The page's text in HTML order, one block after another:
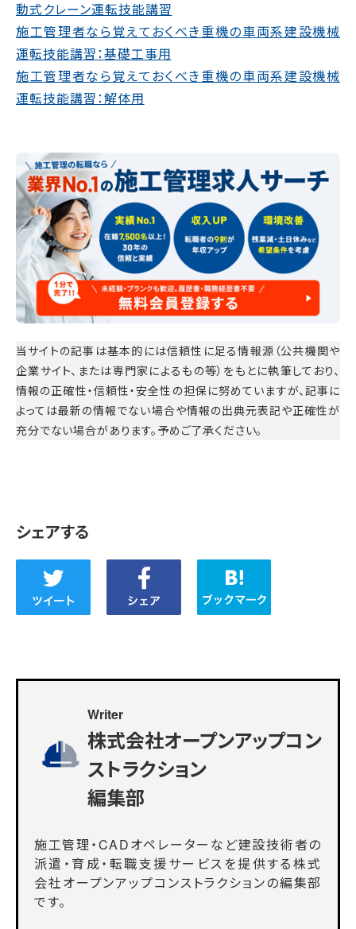
動式クレーン運転技能講習
施工管理者なら覚えておくべき重機の車両系建設機械
運転技能講習：基礎工事用
施工管理者なら覚えておくべき重機の車両系建設機械
運転技能講習：解体用
当サイトの記事は基本的には信頼性に足る情報源（公共機関や
企業サイト、または専門家によるもの等）をもとに執筆しており、
情報の正確性・信頼性・安全性の担保に努めていますが、記事に
よっては最新の情報でない場合や情報の出典元表記や正確性が
充分でない場合があります。予めご了承ください。
シェアする
Writer
株式会社オープンアップコン
ストラクション
編集部
施工管理・CADオペレーターなど建設技術者の
派遣・育成・転職支援サービスを提供する株式
会社オープンアップコンストラクションの編集部
です。